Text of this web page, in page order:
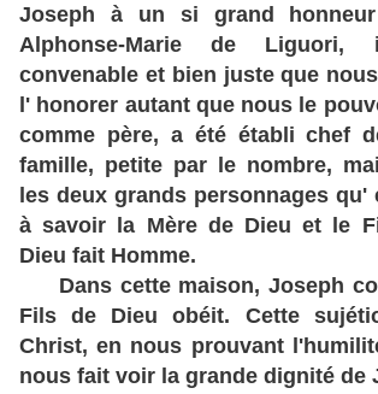
Joseph à un si grand
Alphonse-Marie de
convenable et bien juste que
l' honorer autant que nous le
comme père, a été établi chef
famille, petite par le nombre,
les deux grands personnages qu'
à savoir la Mère de Dieu et le
Dieu fait Homme.
Dans cette maison, Joseph
Fils de Dieu obéit. Cette
Christ, en nous prouvant
nous fait voir la grande dignité de